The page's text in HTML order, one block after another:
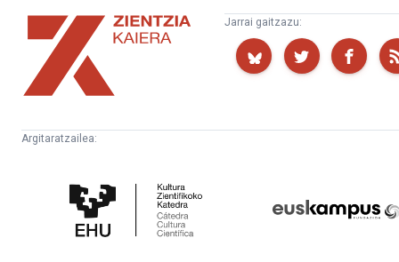
Zientzia
Kaiera
Jarrai gaitzazu:
Argitaratzailea:
Zientifikoko
Katedra